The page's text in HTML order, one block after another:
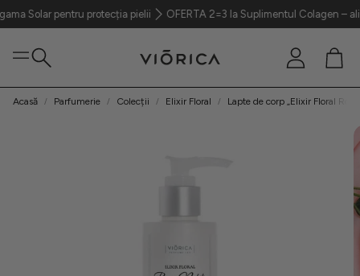
pentru protecția pielii OFERTA 2=3 Ia Suplimentul Colagen – aliatul
Caută
Cont Coș
Acasă Parfumerie Colecții Elixir Floral Lapte de corp „Elixir Floral